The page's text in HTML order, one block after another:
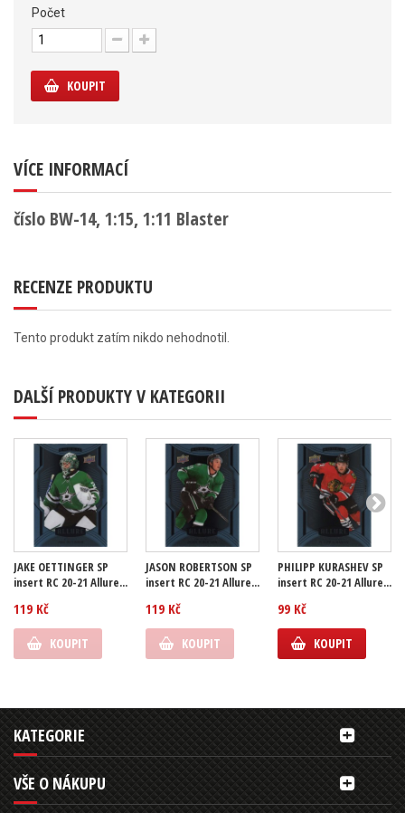
Počet
KOUPIT
VÍCE INFORMACÍ
číslo BW-14, 1:15, 1:11 Blaster
RECENZE PRODUKTU
Tento produkt zatím nikdo nehodnotil.
DALŠÍ PRODUKTY V KATEGORII
JAKE OETTINGER SP
insert RC 20-21 Allure...
119 Kč
KOUPIT
JASON ROBERTSON SP
insert RC 20-21 Allure...
119 Kč
KOUPIT
PHILIPP KURASHEV SP
insert RC 20-21 Allure...
99 Kč
KOUPIT
KATEGORIE
VŠE O NÁKUPU